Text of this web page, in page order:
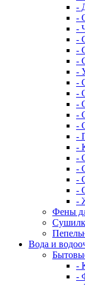
-
-
-
-
-
-
-
-
-
-
-
-
-
-
-
-
-
-
-
Фены
Вода и
-
-